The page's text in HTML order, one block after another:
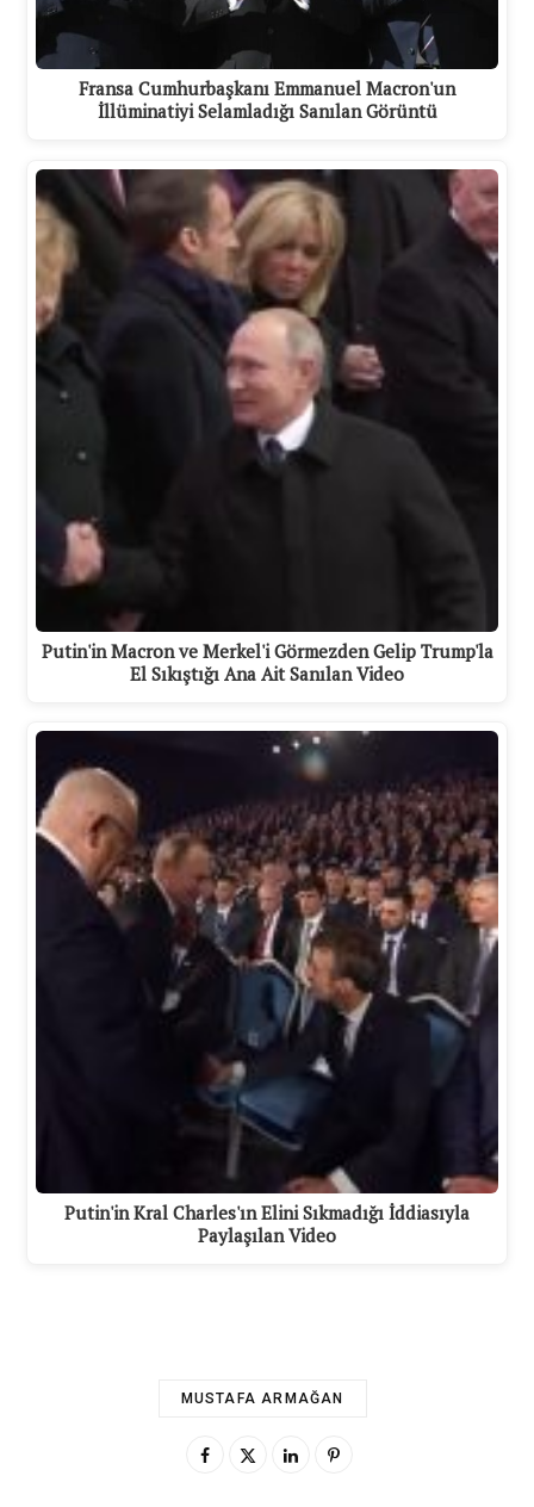
Fransa Cumhurbaşkanı Emmanuel Macron'un
İllüminatiyi Selamladığı Sanılan Görüntü
Putin'in Macron ve Merkel'i Görmezden Gelip Trump'la
El Sıkıştığı Ana Ait Sanılan Video
Putin'in Kral Charles'ın Elini Sıkmadığı İddiasıyla
Paylaşılan Video
MUSTAFA ARMAĞAN